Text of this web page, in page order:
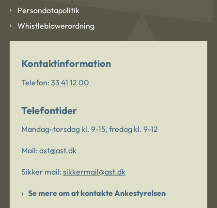
Persondatapolitik
Whistleblowerordning
Kontaktinformation
Telefon: 33 41 12 00
Telefontider
Mandag-torsdag kl. 9-15, fredag kl. 9-12
Mail: ast@ast.dk
Sikker mail: sikkermail@ast.dk
Se mere om at kontakte Ankestyrelsen